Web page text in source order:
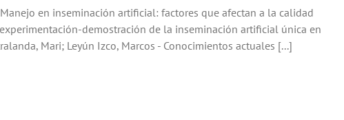
Manejo en inseminación artificial: factores que afectan a la calidad
demostración de la inseminación artificial única en
Mari; Leyún Izco, Marcos - Conocimientos actuales [...]